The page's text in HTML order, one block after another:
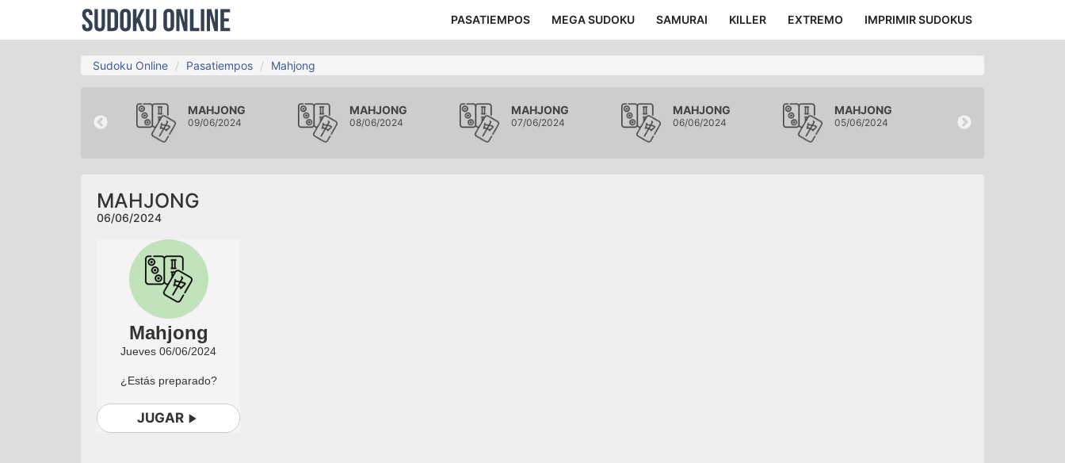
PASATIEMPOS MEGA SUDOKU SAMURAI KILLER EXTREMO IMPRIMIR SUDOKUS
Sudoku Online Pasatiempos Mahjong
MAHJONG
09/06/2024
MAHJONG
08/06/2024
MAHJONG
07/06/2024
MAHJONG
06/06/2024
MAHJONG
05/06/2024
MAHJONG
06/06/2024
Mahjong
Jueves 06/06/2024
¿Estás preparado?
JUGAR